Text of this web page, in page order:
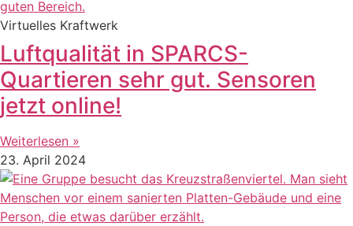
Virtuelles Kraftwerk
Luftqualität in SPARCS-
Quartieren sehr gut. Sensoren
jetzt online!
Weiterlesen »
23. April 2024